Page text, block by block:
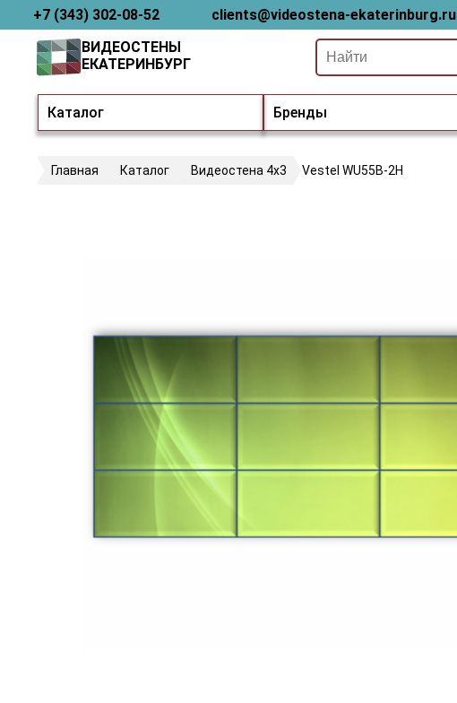
+7 (343) 302-08-52 clients@videostena-ekaterinburg.ru
Каталог Бренды
ВИДЕОСТЕНЫ
ЕКАТЕРИНБУРГ
Главная Каталог Видеостена 4х3 Vestel WU55B-2H